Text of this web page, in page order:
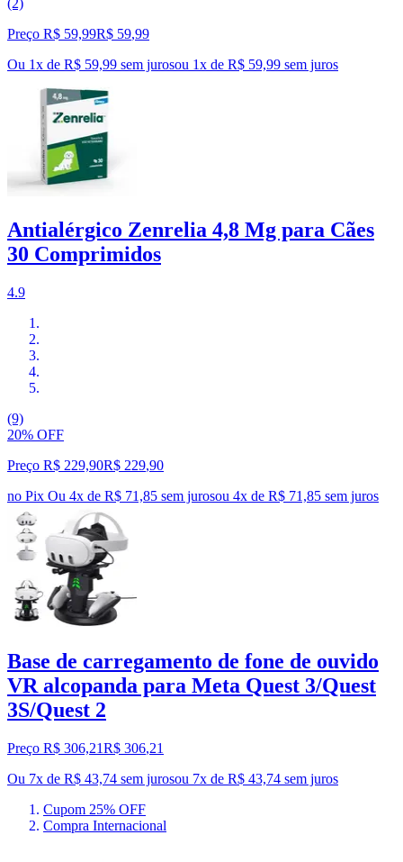
(2)
Preço R$ 59,99R$ 59,99
Ou 1x de R$ 59,99 sem jurosou 1x de R$ 59,99 sem juros
Antialérgico Zenrelia 4,8 Mg para Cães
30 Comprimidos
4.9
(9)
20% OFF
Preço R$ 229,90R$ 229,90
no Pix Ou 4x de R$ 71,85 sem jurosou 4x de R$ 71,85 sem juros
Base de carregamento de fone de ouvido
VR alcopanda para Meta Quest 3/Quest
3S/Quest 2
Preço R$ 306,21R$ 306,21
Ou 7x de R$ 43,74 sem jurosou 7x de R$ 43,74 sem juros
Cupom 25% OFF
Compra Internacional